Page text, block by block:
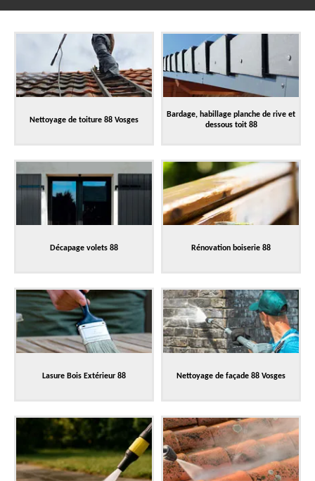
Nettoyage de toiture 88 Vosges
Bardage, habillage planche de rive et
dessous toit 88
Décapage volets 88 Rénovation boiserie 88
Lasure Bois Extérieur 88 Nettoyage de façade 88 Vosges